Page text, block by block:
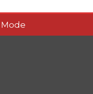
Mode